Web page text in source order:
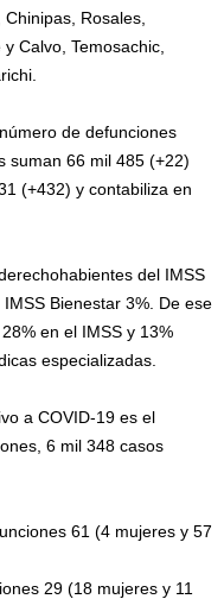
Rosales,
Calvo, Temosachic,
de defunciones
suman 66 mil 485 (+22)
(+432) y contabiliza en
del IMSS
Bienestar 3%. De ese
en el IMSS y 13%
especializadas.
a COVID-19 es el
6 mil 348 casos
61 (4 mujeres y 57
29 (18 mujeres y 11